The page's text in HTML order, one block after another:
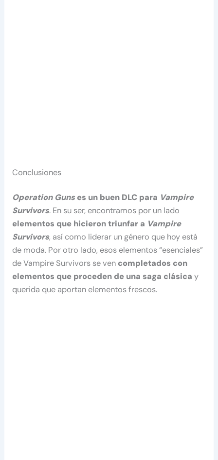
Conclusiones
Operation Guns es un buen DLC para Vampire
Survivors. En su ser, encontramos por un lado
elementos que hicieron triunfar a Vampire
Survivors, así como liderar un género que hoy está
de moda. Por otro lado, esos elementos “esenciales”
de Vampire Survivors se ven completados con
elementos que proceden de una saga clásica y
querida que aportan elementos frescos.